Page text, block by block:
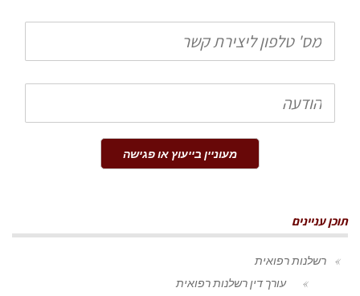
טלפון
הודעה
מעוניין בייעוץ או פגישה
תוכן עניינים
רשלנות רפואית
עורך דין רשלנות רפואית